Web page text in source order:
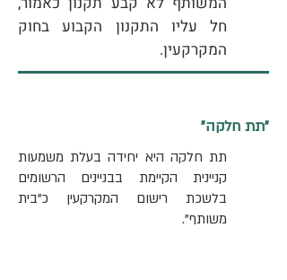
חל עליו התקנון הקבוע בחוק
המקרקעין.
"תת חלקה"
תת חלקה היא יחידה בעלת משמעות
קניינית הקיימת בבניינים הרשומים
בלשכת רישום המקרקעין כ"בית
משותף".